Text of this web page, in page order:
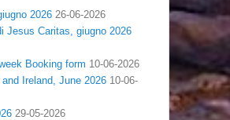
2026 26-06-2026
Jesus Caritas, giugno 2026
Booking form 10-06-2026
Ireland, June 2026 10-06-
29-05-2026